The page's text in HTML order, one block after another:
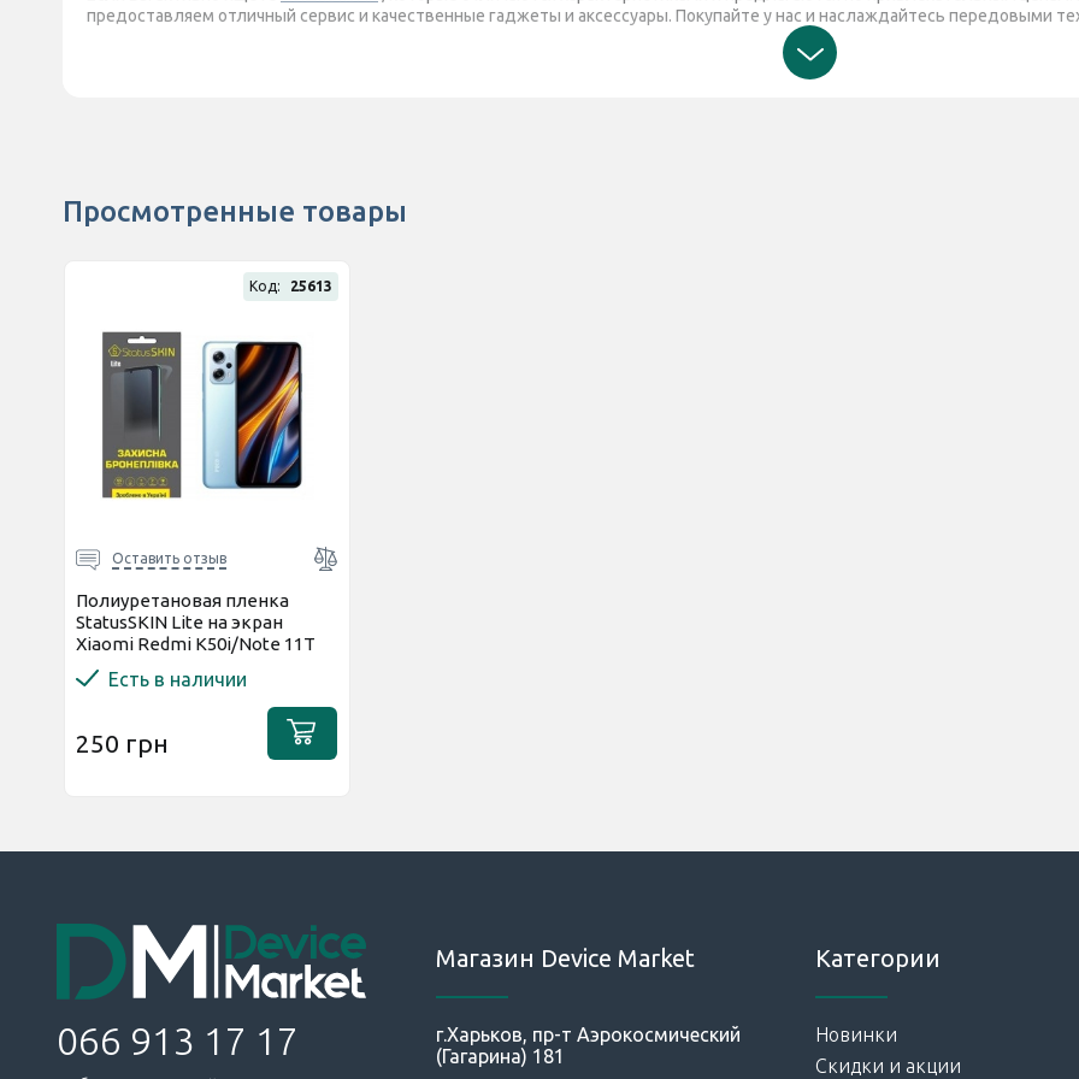
предоставляем отличный сервис и качественные гаджеты и аксессуары. Покупайте у нас и наслаждайтесь передовыми
Просмотренные товары
Код: 25613
Оставить отзыв
Полиуретановая пленка
StatusSKIN Lite на экран
Xiaomi Redmi K50i/Note 11T
Pro/11T Pro+/Poco X4 GT...
Есть в наличии
250 грн
066 913 17 17
Магазин Device Market
г.Харьков, пр-т Аэрокосмический
(Гагарина) 181
Категории
Новинки
Скидки и акции